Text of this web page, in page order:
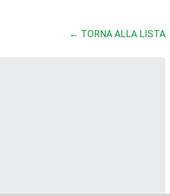
← TORNA ALLA LISTA